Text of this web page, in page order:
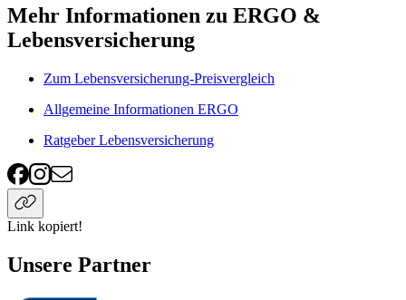
Mehr Informationen zu ERGO &
Lebensversicherung
Zum Lebensversicherung-Preisvergleich
Allgemeine Informationen ERGO
Ratgeber Lebensversicherung
Link kopiert!
Unsere Partner